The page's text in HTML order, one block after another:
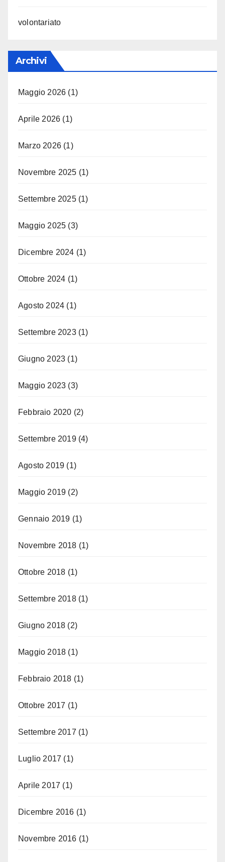
volontariato
Archivi
Maggio 2026 (1)
Aprile 2026 (1)
Marzo 2026 (1)
Novembre 2025 (1)
Settembre 2025(1)
Maggio 2025 (3)
Dicembre 2024 (1)
Ottobre 2024 (1)
Agosto 2024 (1)
Settembre 2023(1)
Giugno 2023 (1)
Maggio 2023 (3)
Febbraio 2020 (2)
Settembre 2019(4)
Agosto 2019 (1)
Maggio 2019 (2)
Gennaio 2019 (1)
Novembre 2018 (1)
Ottobre 2018 (1)
Settembre 2018(1)
Giugno 2018 (2)
Maggio 2018 (1)
Febbraio 2018 (1)
Ottobre 2017 (1)
Settembre 2017 (1)
Luglio 2017 (1)
Aprile 2017 (1)
Dicembre 2016 (1)
Novembre 2016 (1)